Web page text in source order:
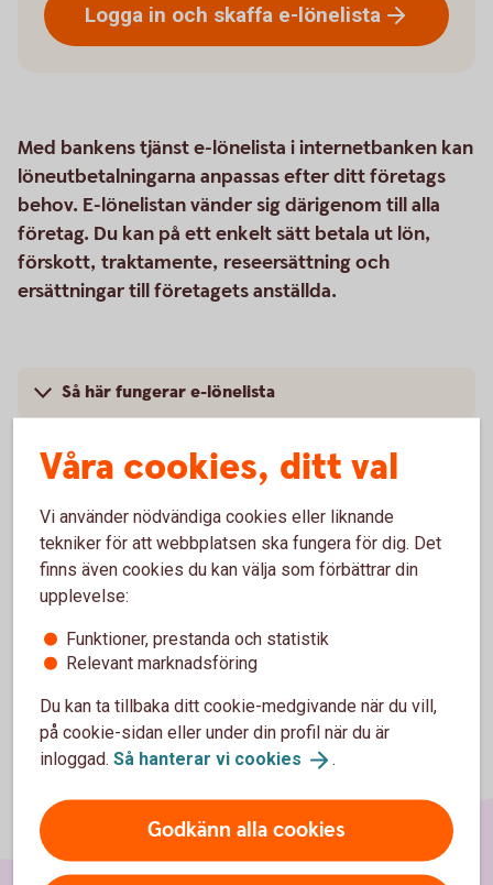
Logga in och skaffa e-lönelista
Med bankens tjänst e-lönelista i internetbanken kan
löneutbetalningarna anpassas efter ditt företags
behov. E-lönelistan vänder sig därigenom till alla
företag. Du kan på ett enkelt sätt betala ut lön,
förskott, traktamente, reseersättning och
ersättningar till företagets anställda.
Så här fungerar e-lönelista
Råd och tips
Pris
Våra cookies, ditt val
Vi använder nödvändiga cookies eller liknande
tekniker för att webbplatsen ska fungera för dig. Det
finns även cookies du kan välja som förbättrar din
upplevelse:
Funktioner, prestanda och statistik
Relevant marknadsföring
Du kan ta tillbaka ditt cookie-medgivande när du vill,
på cookie-sidan eller under din profil när du är
inloggad. Så hanterar vi cookies .
Godkänn alla cookies